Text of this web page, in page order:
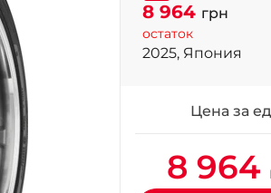
8 964 грн
остаток
2025, Япония
Цена за
8 964